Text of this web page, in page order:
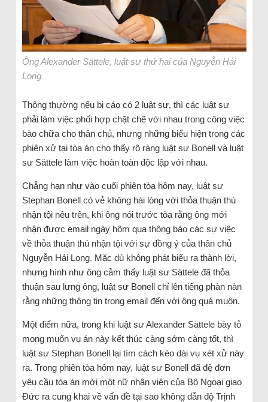
Ông Alexander Sättele, luật sư thứ hai của Nguyễn Hải
Long
Thông thường nếu bị cáo có 2 luật sư, thì các luật sư
phải làm việc phối hợp chặt chẽ với nhau trong công việc
bào chữa cho thân chủ, nhưng những biểu hiện trong các
phiên xử tại tòa án cho thấy rõ ràng luật sư Bonell và luật
sư Sättele làm việc hoàn toàn độc lập với nhau.
Chẳng hạn như vào cuối phiên tòa hôm nay, luật sư
Stephan Bonell có vẻ không hài lòng với thỏa thuận thú
nhận tội nêu trên, khi ông nói trước tòa rằng ông mới
nhận được email ngày hôm qua thông báo các sự việc
về thỏa thuận thú nhận tội với sự đồng ý của thân chủ
Nguyễn Hải Long. Mặc dù không phát biểu ra thành lời,
nhưng hình như ông cảm thấy luật sư Sättele đã thỏa
thuận sau lưng ông, luật sư Bonell chỉ lên tiếng phàn nàn
rằng những thông tin trong email đến với ông quá muộn.
Một điểm nữa, trong khi luật sư Alexander Sättele bày tỏ
mong muốn vụ án này kết thúc càng sớm càng tốt, thì
luật sư Stephan Bonell lại tìm cách kéo dài vụ xét xử này
ra. Trong phiên tòa hôm nay, luật sư Bonell đã đệ đơn
yêu cầu tòa án mời một nữ nhân viên của Bộ Ngoại giao
Đức ra cung khai về vấn đề tại sao không dẫn độ Trịnh